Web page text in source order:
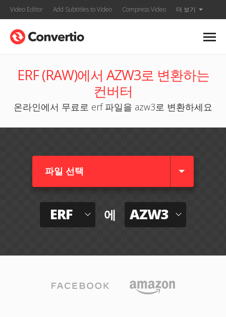
Video Editor Add Subtitles to Video Compress Video 더 보기
ERF (RAW)에서 AZW3로 변환하는
컨버터
온라인에서 무료로 erf 파일을 azw3로 변환하세요
파일 선택
ERF 에 AZW3